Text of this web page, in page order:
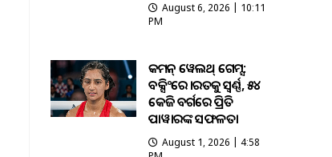
August 6, 2026 | 10:11
PM
କମନ୍ ୱେଲଥ୍ ଗେମ୍ସ:
ବକ୍ସିଂରେ ଭାରତକୁ ସ୍ବର୍ଣ୍ଣ, ୫୪
କେଜି ବର୍ଗରେ ପ୍ରିତି
ପାୱାରଙ୍କ ସଫଳତା
August 1, 2026 | 4:58